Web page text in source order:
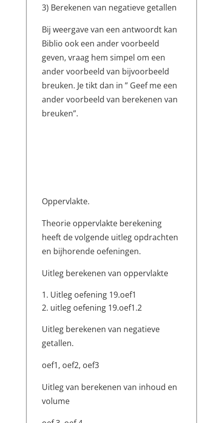
3) Berekenen van negatieve getallen
Bij weergave van een antwoordt kan
Biblio ook een ander voorbeeld
geven, vraag hem simpel om een
ander voorbeeld van bijvoorbeeld
breuken. Je tikt dan in ” Geef me een
ander voorbeeld van berekenen van
breuken”.
Oppervlakte.
Theorie oppervlakte berekening
heeft de volgende uitleg opdrachten
en bijhorende oefeningen.
Uitleg berekenen van oppervlakte
Uitleg oefening 19.oef1
uitleg oefening 19.oef1.2
Uitleg berekenen van negatieve
getallen.
oef1, oef2, oef3
Uitleg van berekenen van inhoud en
volume